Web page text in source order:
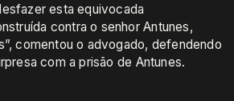
esta equivocada
contra o senhor Antunes,
comentou o advogado, defendendo
com a prisão de Antunes.